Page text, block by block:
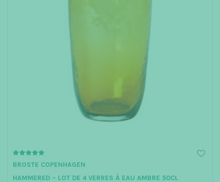
out of 5
BROSTE COPENHAGEN
HAMMERED – LOT DE 4 VERRES À EAU AMBRE 50CL